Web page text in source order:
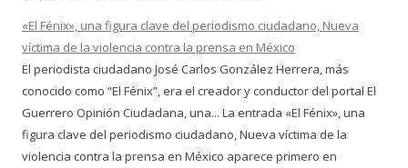
«El Fénix», una figura clave del periodismo ciudadano, Nueva
víctima de la violencia contra la prensa en México
El periodista ciudadano José Carlos González Herrera, más
conocido como “El Fénix”, era el creador y conductor del portal El
Guerrero Opinión Ciudadana, una... La entrada «El Fénix», una
figura clave del periodismo ciudadano, Nueva víctima de la
violencia contra la prensa en México aparece primero en